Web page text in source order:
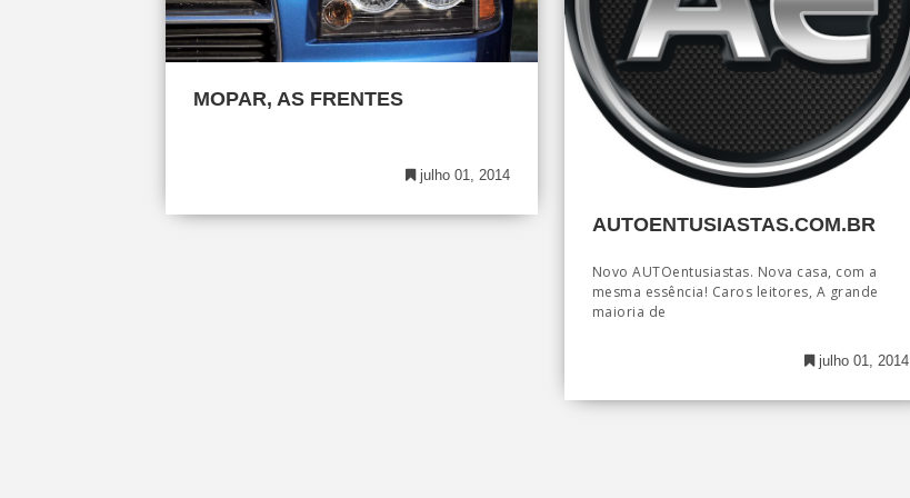
MOPAR, AS FRENTES
julho 01, 2014
AUTOENTUSIASTAS.COM.BR
Novo AUTOentusiastas. Nova casa, com a
mesma essência! Caros leitores, A grande
maioria de
julho 01, 2014